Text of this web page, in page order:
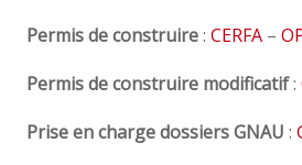
Permis de construire: CERFA –
Permis de construire modificatif:
Prise en charge dossiers GNAU :